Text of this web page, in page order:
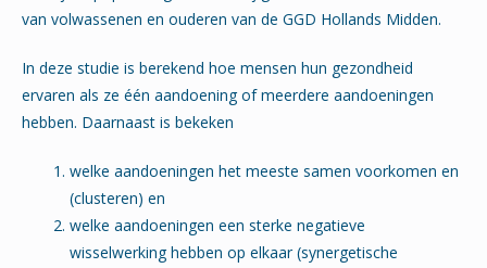
van volwassenen en ouderen van de GGD Hollands Midden.
In deze studie is berekend hoe mensen hun gezondheid
ervaren als ze één aandoening of meerdere aandoeningen
hebben. Daarnaast is bekeken
welke aandoeningen het meeste samen voorkomen en
(clusteren) en
welke aandoeningen een sterke negatieve
wisselwerking hebben op elkaar (synergetische